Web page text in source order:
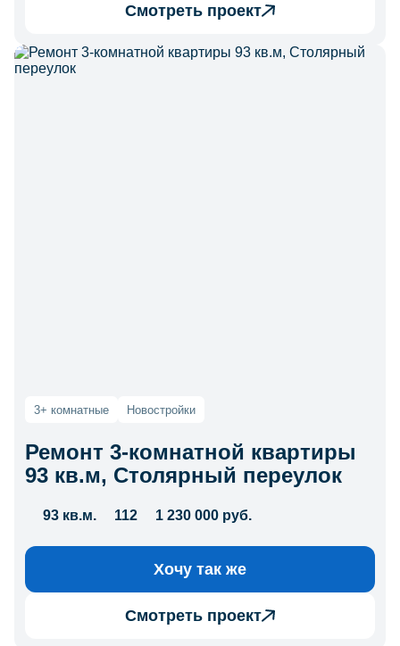
Смотреть проект
3+ комнатные Новостройки
Ремонт 3-комнатной квартиры
93 кв.м, Столярный переулок
93 кв.м. 112 1 230 000 руб.
Хочу так же
Смотреть проект